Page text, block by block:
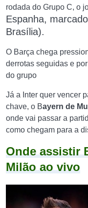
rodada do Grupo C, o
Espanha,
Brasília).
O Barça chega
derrotas seguidas e
do grupo
Já a Inter quer vencer
chave, o Bayern de
onde vai passar a
como chegam para a
Onde assistir
Milão ao vivo